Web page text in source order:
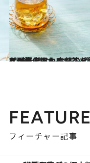
2023.11.18
【#8を読む】台湾のビールは夏でもぬるい？ 中国人が年中温かいお茶を飲む理由
ビューティ＆ヘルス
FEATURE
フィーチャー記事